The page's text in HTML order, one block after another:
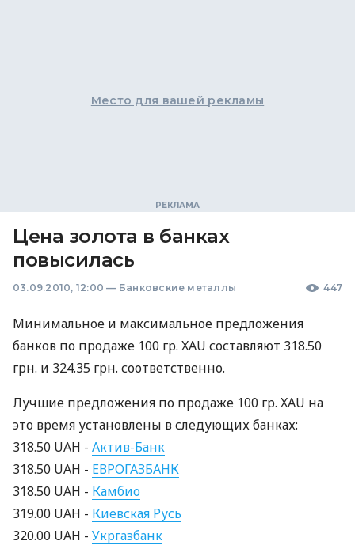
Место для вашей рекламы
Цена золота в банках
повысилась
03.09.2010, 12:00 — Банковские металлы 447
Минимальное и максимальное предложения
банков по продаже 100 гр. XAU составляют 318.50
грн. и 324.35 грн. соответственно.
Лучшие предложения по продаже 100 гр. XAU на
это время установлены в следующих банках:
318.50 UAH - Актив-Банк
318.50 UAH - ЕВРОГАЗБАНК
318.50 UAH - Камбио
319.00 UAH - Киевская Русь
320.00 UAH - Укргазбанк